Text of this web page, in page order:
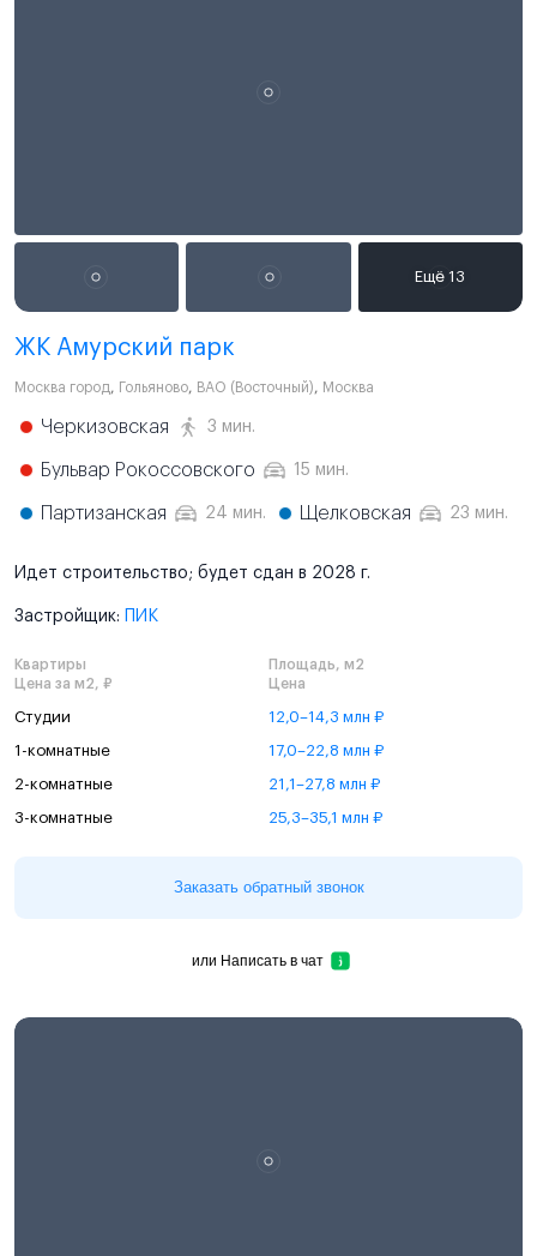
ЖК Амурский парк
Москва город, Гольяново, ВАО (Восточный), Москва
Черкизовская 3 мин.
Бульвар Рокоссовского 15 мин.
Партизанская 24 мин. Щелковская 23 мин.
Идет строительство; будет сдан в 2028 г.
Застройщик: ПИК
Квартиры
Площадь, м2
Цена за м2, ₽
Цена
Студии 12,0–14,3 млн ₽
1-комнатные 17,0–22,8 млн ₽
2-комнатные 21,1–27,8 млн ₽
3-комнатные 25,3–35,1 млн ₽
Заказать обратный звонок
или Написать в чат